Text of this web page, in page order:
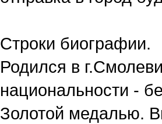
Строки биографии.
Родился в
национальности -
Золотой медалью.